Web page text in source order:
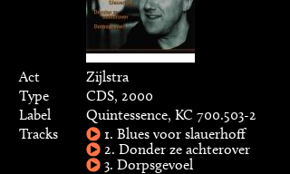
Act
Zijlstra
Type
CDS, 2000
Label
Quintessence, KC 700.503-2
Tracks
1. Blues voor slauerhoff
2. Donder ze achterover
3. Dorpsgevoel